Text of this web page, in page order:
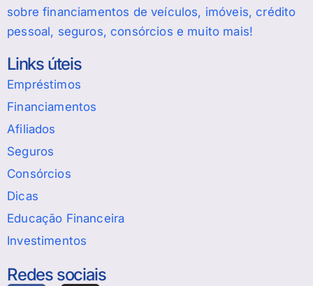
sobre financiamentos de veículos, imóveis, crédito
pessoal, seguros, consórcios e muito mais!
Links úteis
Empréstimos
Financiamentos
Afiliados
Seguros
Consórcios
Dicas
Educação Financeira
Investimentos
Redes sociais